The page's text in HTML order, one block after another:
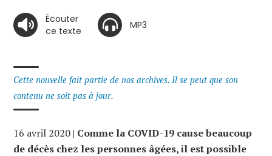
Écouter
ce texte
MP3
Cette nouvelle fait partie de nos archives. Il se peut que son
contenu ne soit pas à jour.
16 avril 2020| Comme la COVID-19 cause beaucoup
de décès chez les personnes âgées, il est possible